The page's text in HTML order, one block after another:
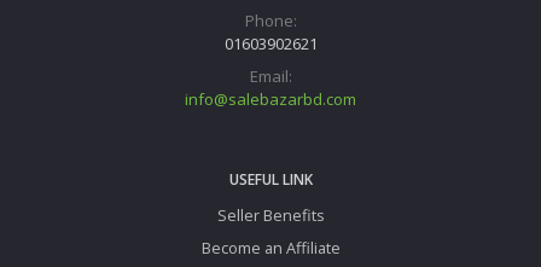
Phone:
01603902621
Email:
info@salebazarbd.com
USEFUL LINK
Seller Benefits
Become an Affiliate